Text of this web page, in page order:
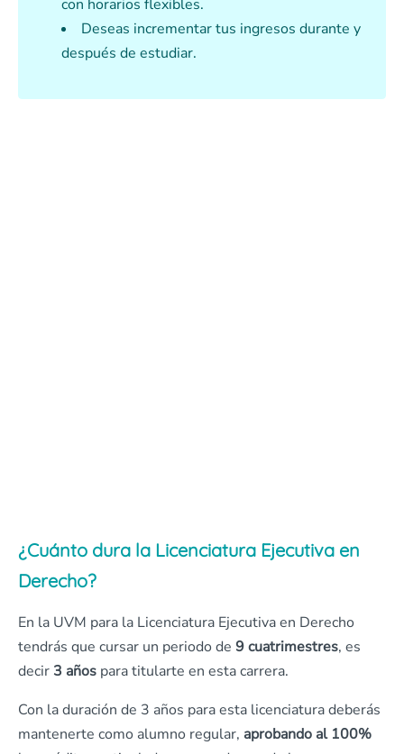
con horarios flexibles.
Deseas incrementar tus ingresos durante y
después de estudiar.
¿Cuánto dura la Licenciatura Ejecutiva en
Derecho?
En la UVM para la Licenciatura Ejecutiva en Derecho
tendrás que cursar un periodo de 9 cuatrimestres, es
decir 3 años para titularte en esta carrera.
Con la duración de 3 años para esta licenciatura deberás
mantenerte como alumno regular, aprobando al 100%